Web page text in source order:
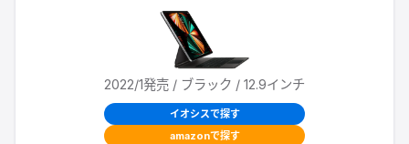
2022/1発売 / ブラック / 12.9インチ
イオシスで探す
amazonで探す